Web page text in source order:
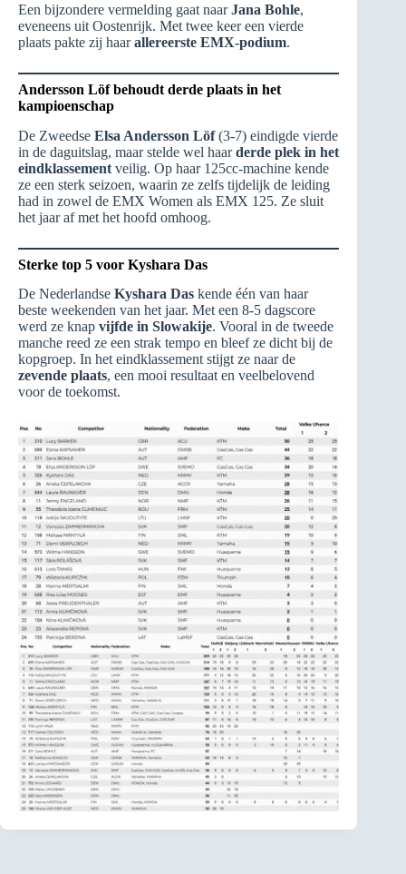
Een bijzondere vermelding gaat naarJana Bohle,
eveneens uit Oostenrijk. Met twee keer een vierde
plaats pakte zij haarallereerste EMX-podium.
Andersson Löf behoudt derde plaats in het
kampioenschap
De Zweedse Elsa Andersson Löf(3-7) eindigde vierde
in de daguitslag, maar stelde wel haarderde plek in het
eindklassement veilig. Op haar 125cc-machine kende
ze een sterk seizoen, waarin ze zelfs tijdelijk de leiding
had in zowel de EMX Women als EMX 125. Ze sluit
het jaar af met het hoofd omhoog.
Sterke top 5 voor Kyshara Das
De Nederlandse Kyshara Das kende één van haar
beste weekenden van het jaar. Met een 8-5 dagscore
werd ze knap vijfde in Slowakije. Vooral in de tweede
manche reed ze een strak tempo en bleef ze dicht bij de
kopgroep. In het eindklassement stijgt ze naar de
zevende plaats, een mooi resultaat en veelbelovend
voor de toekomst.